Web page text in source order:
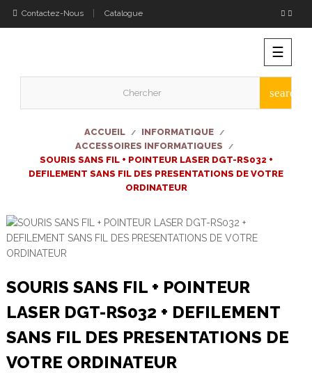
Contactez-Nous Catalogue
la
☰
search
ACCUEIL
INFORMATIQUE
ACCESSOIRES INFORMATIQUES
SOURIS SANS FIL + POINTEUR LASER DGT-RS032 +
DEFILEMENT SANS FIL DES PRESENTATIONS DE VOTRE
ORDINATEUR
SOURIS SANS FIL + POINTEUR
LASER DGT-RS032 + DEFILEMENT
SANS FIL DES PRESENTATIONS DE
VOTRE ORDINATEUR